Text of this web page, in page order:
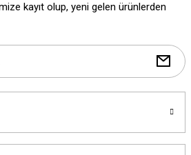
alternatifler olmalı.
kayıt olup, yeni gelen ürünlerden